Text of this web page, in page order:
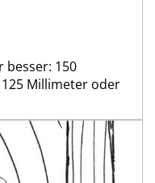
besser: 150
Millimeter oder